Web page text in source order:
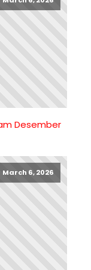
Desember
March 6, 2026